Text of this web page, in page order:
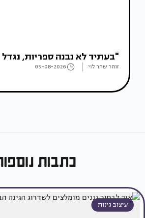
"בעתיד לא נבנה ספריות,
זוהר שחר לוי 05-08-2026
כתבות
עיצוב גינות